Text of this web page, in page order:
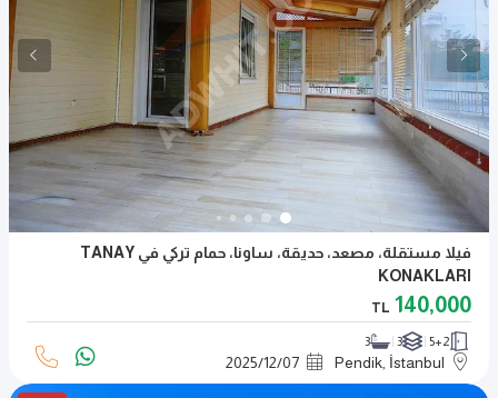
فيلا مستقلة، مصعد، حديقة، ساونا، حمام تركي في TANAY
KONAKLARI
140,000
TL
5+2
3
3
Pendik, İstanbul
2025/12/07